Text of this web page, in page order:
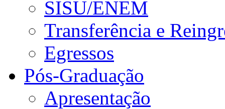
SISU/ENEM
Transferência e
Egressos
Pós-Graduação
Apresentação